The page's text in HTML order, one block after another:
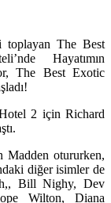
toplayan The Best
Hayatımın
The Best Exotic
2 için Richard
Madden otururken,
diğer isimler de
Bill Nighy, Dev
Wilton, Diana